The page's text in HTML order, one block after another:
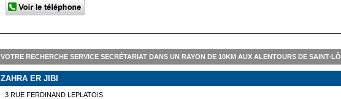
VOTRE RECHERCHE SERVICE SECRÉTARIAT DANS UN RAYON DE 10KM AUX ALENTOURS DE SAINT-LÔ
ZAHRA ER JIBI
3 RUE FERDINAND LEPLATOIS